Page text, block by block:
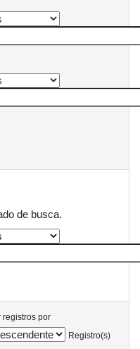
de busca.
registros por
Registro(s)